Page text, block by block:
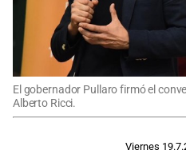
El gobernador Pullaro firmó el
Alberto Ricci.
Viernes